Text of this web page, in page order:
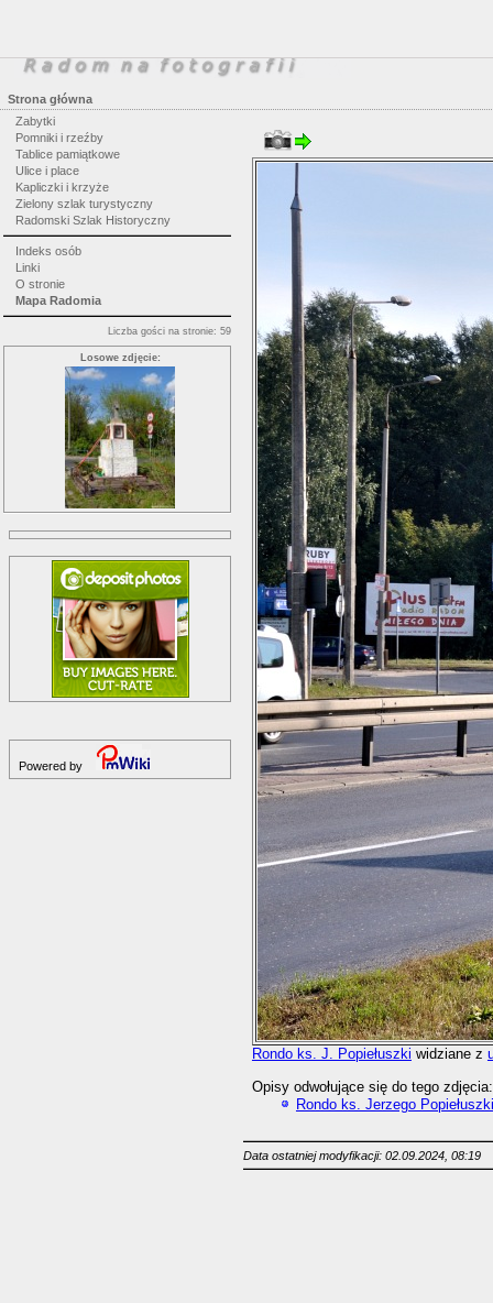
Strona główna
Zabytki
Pomniki i rzeźby
Tablice pamiątkowe
Ulice i place
Kapliczki i krzyże
Zielony szlak turystyczny
Radomski Szlak Historyczny
Indeks osób
Linki
O stronie
Mapa Radomia
Liczba gości na stronie: 59
Losowe zdjęcie:
Powered by
Rondo ks. J. Popiełuszki widziane z
Opisy odwołujące się do tego zdjęcia:
Rondo ks. Jerzego Popiełuszki
Data ostatniej modyfikacji: 02.09.2024, 08:19